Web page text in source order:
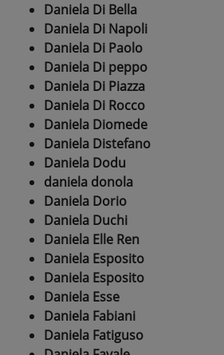
Daniela Di Bella
Daniela Di Napoli
Daniela Di Paolo
Daniela Di peppo
Daniela Di Piazza
Daniela Di Rocco
Daniela Diomede
Daniela Distefano
Daniela Dodu
daniela donola
Daniela Dorio
Daniela Duchi
Daniela Elle Ren
Daniela Esposito
Daniela Esposito
Daniela Esse
Daniela Fabiani
Daniela Fatiguso